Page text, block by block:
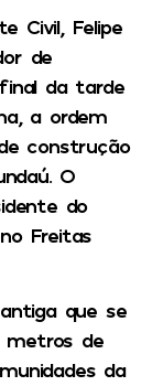
Civil, Felipe
de
da tarde
a ordem
construção
O
do
Freitas
que se
metros de
da